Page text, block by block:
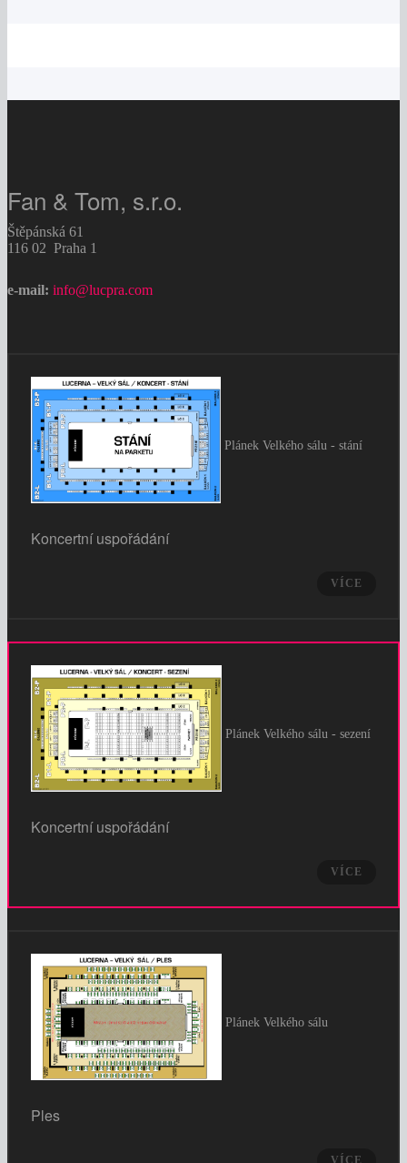
Fan & Tom, s.r.o.
Štěpánská 61
116 02 Praha 1
e-mail: info@lucpra.com
Plánek Velkého sálu - stání
Koncertní uspořádání
VÍCE
Plánek Velkého sálu - sezení
Koncertní uspořádání
VÍCE
Plánek Velkého sálu
Ples
VÍCE